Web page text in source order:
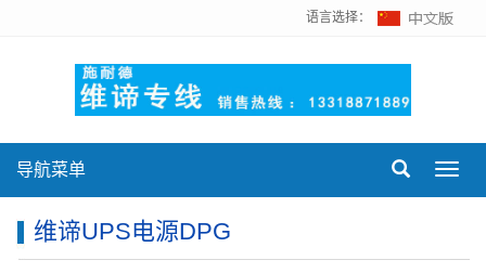
语言选择：
导航菜单
维谛UPS电源DPG